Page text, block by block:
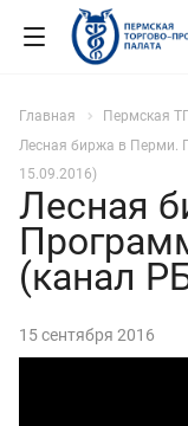
Главная Пермская
Лесная биржа в Перми.
15.09.2016)
Лесная
(канал
15 сентября 2016